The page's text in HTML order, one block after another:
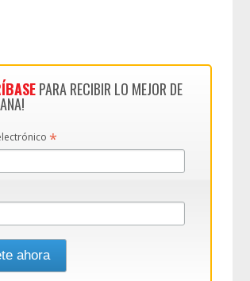
PARA RECIBIR LO MEJOR DE
*